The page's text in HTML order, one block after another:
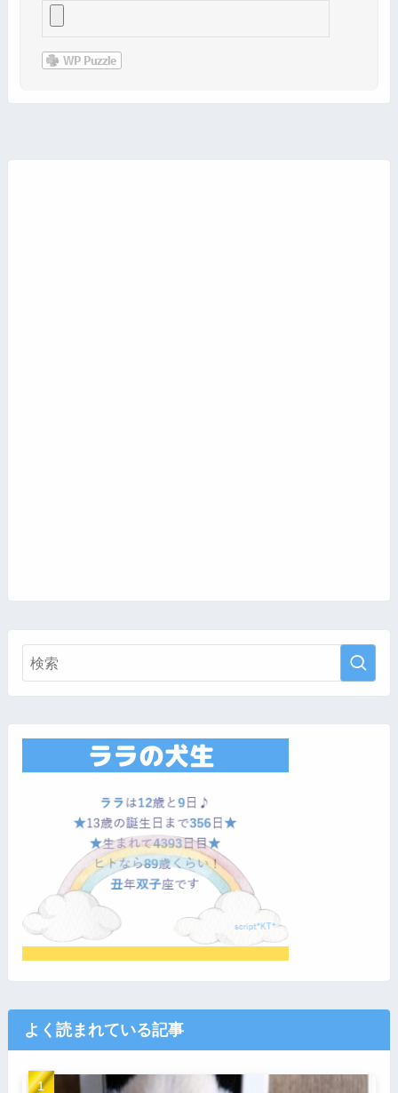
よく読まれている記事